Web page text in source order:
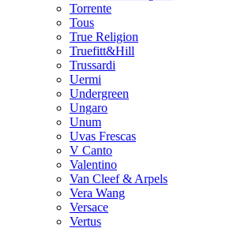
Torrente
Tous
True Religion
Truefitt&Hill
Trussardi
Uermi
Undergreen
Ungaro
Unum
Uvas Frescas
V Canto
Valentino
Van Cleef & Arpels
Vera Wang
Versace
Vertus